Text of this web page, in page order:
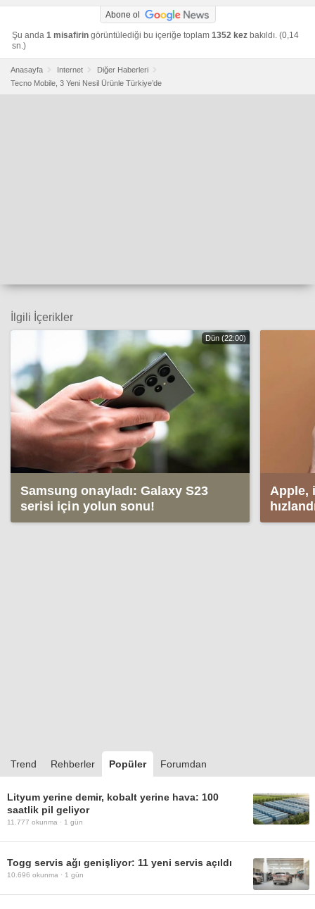
Abone ol
Şu anda 1 misafirin görüntülediği bu içeriğe toplam 1352 kez bakıldı. (0,14
sn.)
Anasayfa Internet
Diğer Haberleri
Tecno Mobile, 3 Yeni Nesil Ürünle Türkiye’de
İlgili İçerikler
Dün (22:00)
Samsung onayladı: Galaxy S23
serisi için yolun sonu!
Apple,
Trend Rehberler Popüler Forumdan
Lityum yerine demir, kobalt yerine hava: 100
saatlik pil geliyor
11.777 okunma · 1 gün
Togg servis ağı genişliyor: 11 yeni servis açıldı
10.696 okunma · 1 gün